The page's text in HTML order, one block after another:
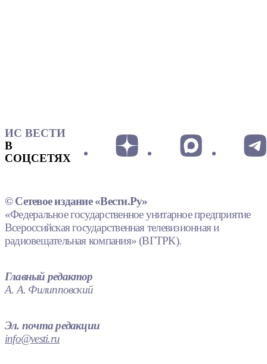
ИС ВЕСТИ
В
СОЦСЕТЯХ
© Сетевое издание «Вести.Ру»
«Федеральное государственное унитарное предприятие
Всероссийская государственная телевизионная и
радиовещательная компания» (ВГТРК).
Главный редактор
А. А. Филипповский
Эл. почта редакции
info@vesti.ru